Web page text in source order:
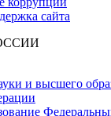
сайта
и высшего